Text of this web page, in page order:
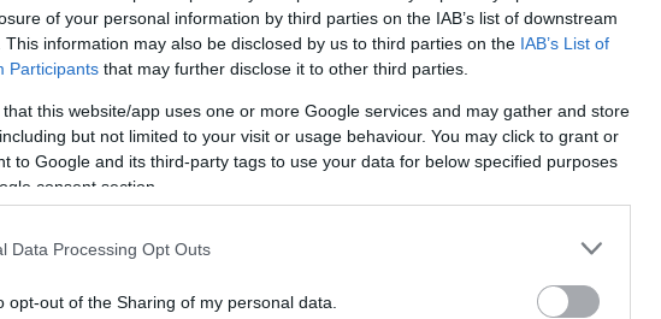
of your personal information by third parties on the IAB’s list of downstream
This information may also be disclosed by us to third parties on the IAB’s List of
Participants that may further disclose it to other third parties.
that this website/app uses one or more Google services and may gather and store
but not limited to your visit or usage behaviour. You may click to grant or
to Google and its third-party tags to use your data for below specified purposes
consent section.
Data Processing Opt Outs
opt-out of the Sharing of my personal data.